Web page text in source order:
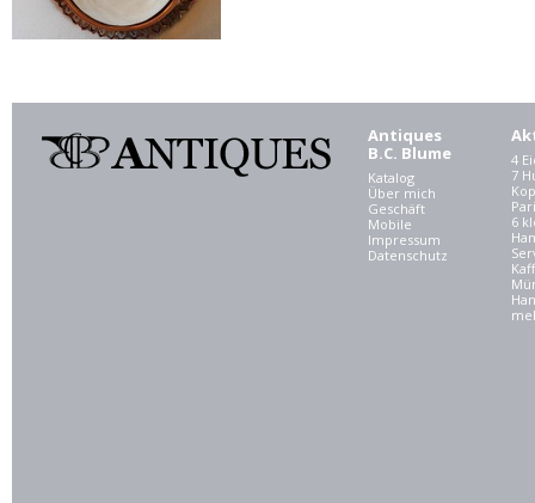
Antiques
B.C. Blume
Katalog
Über mich
Geschäft
Mobile
Impressum
Datenschutz
4
7
6